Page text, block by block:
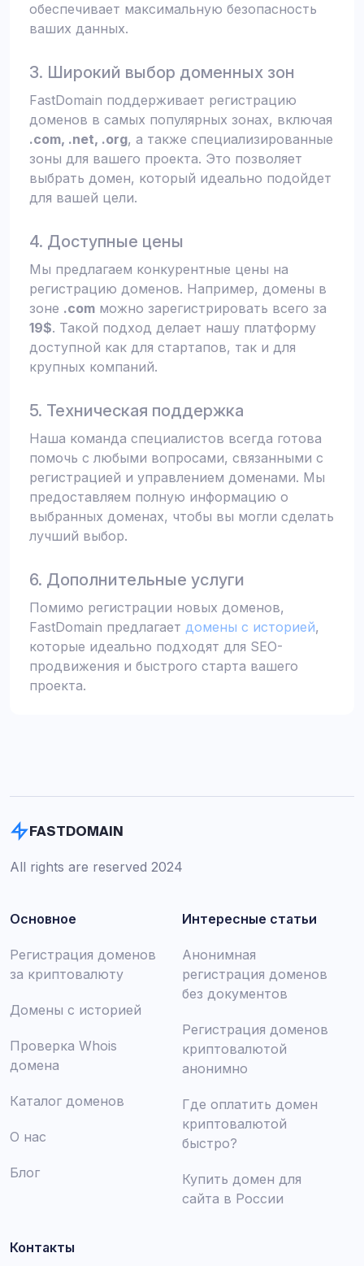
обеспечивает максимальную безопасность
ваших данных.
3. Широкий выбор доменных зон
FastDomain поддерживает регистрацию
доменов в самых популярных зонах, включая
.com, .net, .org, а также специализированные
зоны для вашего проекта. Это позволяет
выбрать домен, который идеально подойдет
для вашей цели.
4. Доступные цены
Мы предлагаем конкурентные цены на
регистрацию доменов. Например, домены в
зоне .com можно зарегистрировать всего за
19$. Такой подход делает нашу платформу
доступной как для стартапов, так и для
крупных компаний.
5. Техническая поддержка
Наша команда специалистов всегда готова
помочь с любыми вопросами, связанными с
регистрацией и управлением доменами. Мы
предоставляем полную информацию о
выбранных доменах, чтобы вы могли сделать
лучший выбор.
6. Дополнительные услуги
Помимо регистрации новых доменов,
FastDomain предлагает домены с историей,
которые идеально подходят для SEO-
продвижения и быстрого старта вашего
проекта.
FASTDOMAIN
All rights are reserved 2024
Основное
Регистрация доменов
за криптовалюту
Домены с историей
Проверка Whois
домена
Каталог доменов
О нас
Блог
Интересные статьи
Анонимная
регистрация доменов
без документов
Регистрация доменов
криптовалютой
анонимно
Где оплатить домен
криптовалютой
быстро?
Купить домен для
сайта в России
Контакты